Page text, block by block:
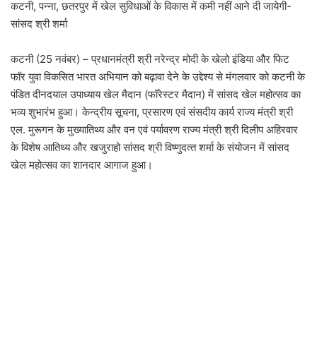
कटनी, पन्‍ना, छतरपुर में खेल सुविधाओं के विकास में कमी नहीं आने दी जायेगी-
सांसद श्री शर्मा
कटनी (25 नवंबर) – प्रधानमंत्री श्री नरेन्‍द्र मोदी के खेलो इंडिया और फिट
फॉर युवा विकसित भारत अभियान को बढ़ावा देने के उद्देश्‍य से मंगलवार को कटनी के
पंडित दीनदयाल उपाध्‍याय खेल मैदान (फॉरेस्‍टर मैदान) में सांसद खेल महोत्‍सव का
भव्‍य शुभारंभ हुआ। केन्‍द्रीय सूचना, प्रसारण एवं संसदीय कार्य राज्‍य मंत्री श्री
एल. मुरूगन के मुख्‍यातिथ्‍य और वन एवं पर्यावरण राज्य मंत्री श्री दिलीप अहिरवार
के विशेष आतिथ्‍य और खजुराहो सांसद श्री विष्‍णुदत्‍त शर्मा के संयोजन में सांसद
खेल महोत्‍सव का शानदार आगाज हुआ।